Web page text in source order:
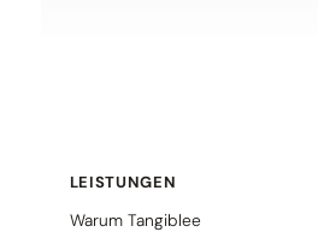
LEISTUNGEN
Warum Tangiblee